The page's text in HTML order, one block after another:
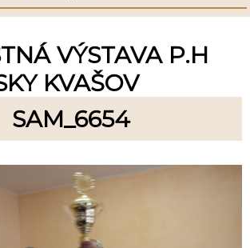
VÝSTAVA P.H
KVAŠOV
SAM_6654